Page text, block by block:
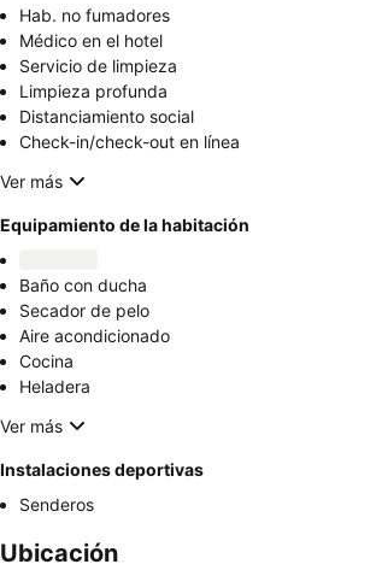
Hab. no fumadores
Médico en el hotel
Servicio de limpieza
Limpieza profunda
Distanciamiento social
Check-in/check-out en línea
Ver más
Equipamiento de la habitación
Baño con ducha
Secador de pelo
Aire acondicionado
Cocina
Heladera
Ver más
Instalaciones deportivas
Senderos
Ubicación